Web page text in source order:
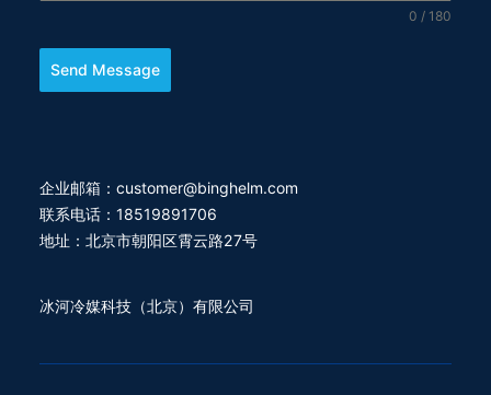
0 / 180
Send Message
企业邮箱：customer@binghelm.com
联系电话：18519891706
地址：北京市朝阳区霄云路27号
冰河冷媒科技（北京）有限公司